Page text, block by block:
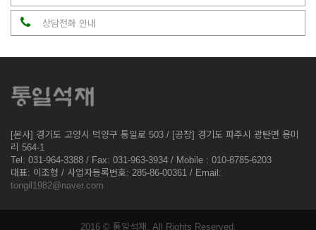
상담전화 안내
[본사] 경기도 고양시 덕양구 통일로 503 / [공장] 경기도 파주시 광탄면 용미
리 564-1
Tel: 031-964-3388 / Fax: 031-963-3934 / Mobile : 010-8785-6203
대표: 이조형 / 사업자등록번호: 285-86-00361 / Email:
tongil1982@naver.com
2016 © 통일석재. All Rights Reserved.